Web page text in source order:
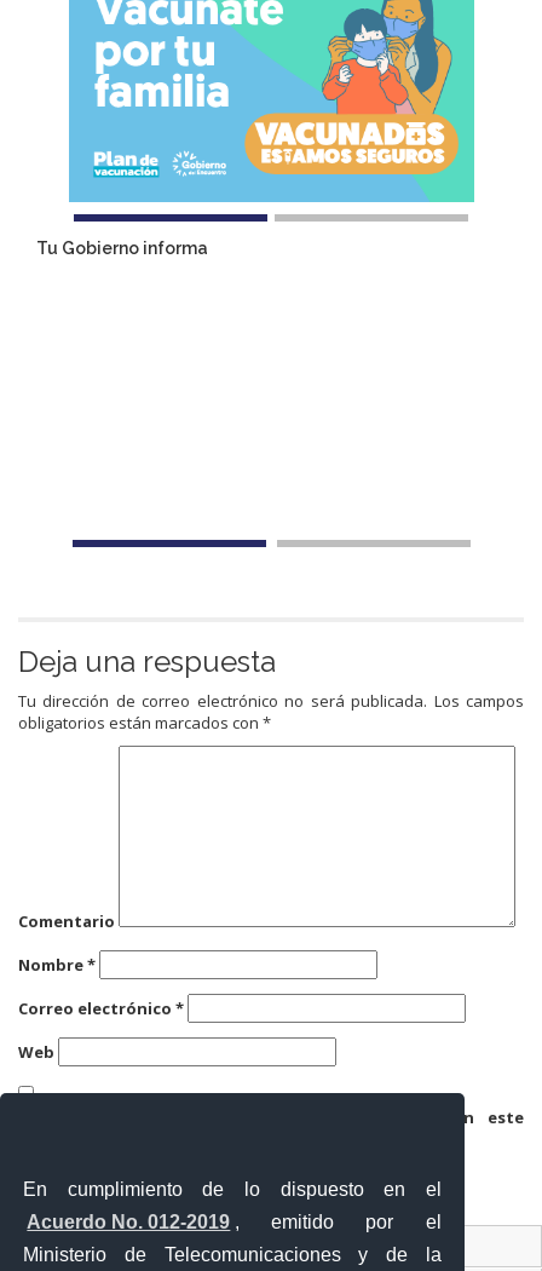
En cumplimiento de lo dispuesto en el
Acuerdo No. 012-2019 , emitido por el
Ministerio de Telecomunicaciones y de la
Tu Gobierno informa
Deja una respuesta
Tu dirección de correo electrónico no será publicada. Los campos
obligatorios están marcados con *
Comentario
Nombre*
Correo electrónico *
Web
Guarda mi nombre, correo electrónico y web en este
Contacto Ciudadano